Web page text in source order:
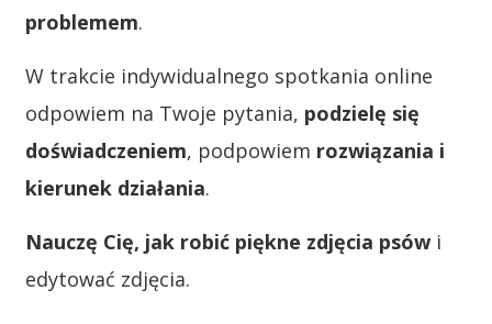
problemem.
W trakcie indywidualnego spotkania online
odpowiem na Twoje pytania, podzielę się
doświadczeniem, podpowiem rozwiązania i
kierunek działania.
Nauczę Cię, jak robić piękne zdjęcia psówi
edytować zdjęcia.